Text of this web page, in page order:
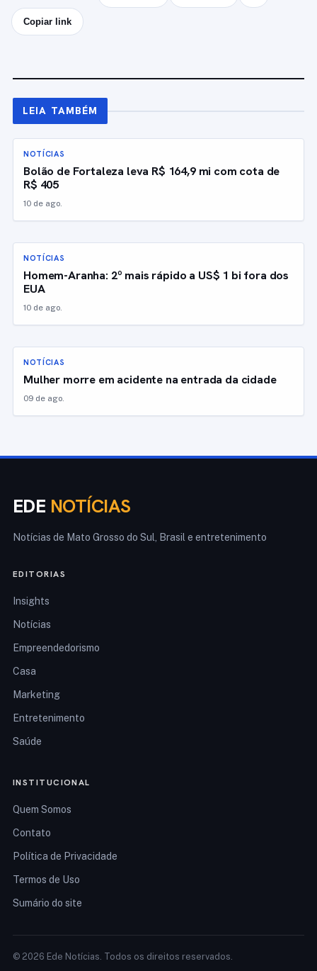
Copiar link
LEIA TAMBÉM
NOTÍCIAS
Bolão de Fortaleza leva R$ 164,9 mi com cota de
R$ 405
10 de ago.
NOTÍCIAS
Homem-Aranha: 2º mais rápido a US$ 1 bi fora dos
EUA
10 de ago.
NOTÍCIAS
Mulher morre em acidente na entrada da cidade
09 de ago.
EDE NOTÍCIAS
Notícias de Mato Grosso do Sul, Brasil e entretenimento
EDITORIAS
Insights
Notícias
Empreendedorismo
Casa
Marketing
Entretenimento
Saúde
INSTITUCIONAL
Quem Somos
Contato
Política de Privacidade
Termos de Uso
Sumário do site
© 2026 Ede Notícias. Todos os direitos reservados.